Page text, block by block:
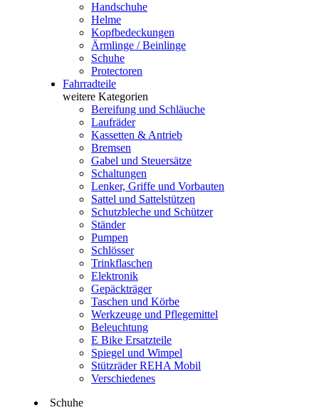
Handschuhe
Helme
Kopfbedeckungen
Ärmlinge / Beinlinge
Schuhe
Protectoren
Fahrradteile
weitere Kategorien
Bereifung und Schläuche
Laufräder
Kassetten & Antrieb
Bremsen
Gabel und Steuersätze
Schaltungen
Lenker, Griffe und Vorbauten
Sattel und Sattelstützen
Schutzbleche und Schützer
Ständer
Pumpen
Schlösser
Trinkflaschen
Elektronik
Gepäckträger
Taschen und Körbe
Werkzeuge und Pflegemittel
Beleuchtung
E Bike Ersatzteile
Spiegel und Wimpel
Stützräder REHA Mobil
Verschiedenes
Schuhe